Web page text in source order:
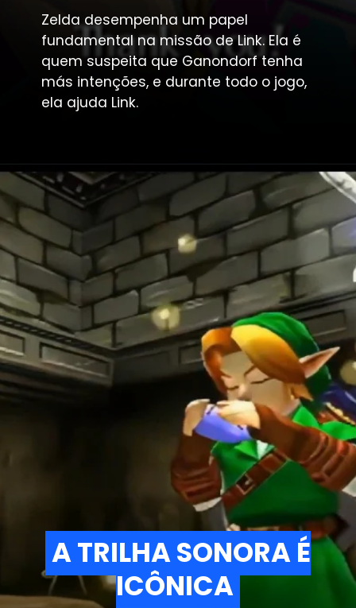
Zelda desempenha um papel
fundamental na missão de Link. Ela é
quem suspeita que Ganondorf tenha
más intenções, e durante todo o jogo,
ela ajuda Link.
A TRILHA SONORA É
ICÔNICA
A TRILHA SONORA É
ICÔNICA